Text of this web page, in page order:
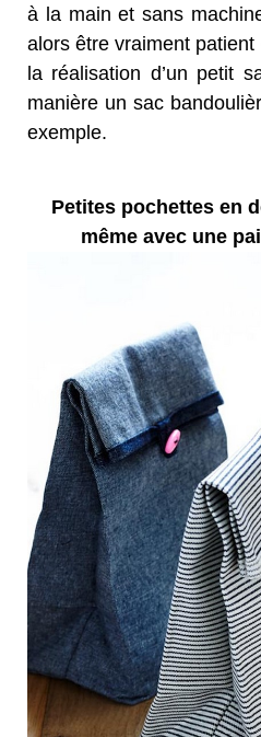
à la main et sans
alors être vraiment
la réalisation d’un petit
manière un sac
exemple.
Petites pochettes en
même avec une